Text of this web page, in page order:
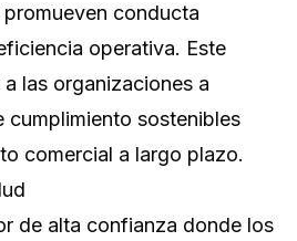
conducta
operativa. Este
las organizaciones a
cumplimiento sostenibles
comercial a largo plazo.
de alta confianza donde los